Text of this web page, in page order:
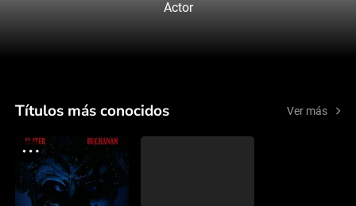
Actor
Títulos más conocidos Ver más